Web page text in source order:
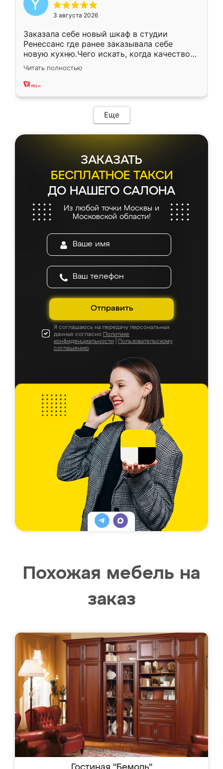
3 августа 2026
Заказала себе новый шкаф в студии
Ренессанс где ранее заказывала себе
новую кухню.Чего искать, когда качеством
вполне довольна. Служит кухня уже почти
два года, нареканий нет.
Читать полностью
Еще
ЗАКАЗАТЬ
БЕСПЛАТНОЕ ТАКСИ
ДО НАШЕГО САЛОНА
Из любой точки Москвы и
Московской области!
Отправить
Я соглашаюсь на передачу персональных
данных согласно Политике
конфиденциальности
Пользовательскому
соглашению
Похожая мебель на
заказ